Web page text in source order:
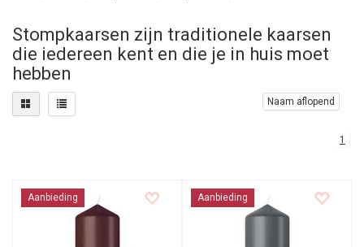
Stompkaarsen zijn traditionele kaarsen
die iedereen kent en die je in huis moet
hebben
Naam aflopend
1
Aanbieding Aanbieding